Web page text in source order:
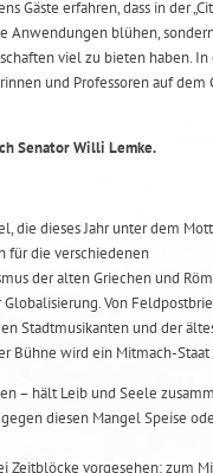
Gäste erfahren, dass in der
Anwendungen blühen,
viel zu bieten haben. In
und Professoren auf dem
Senator Willi Lemke.
die dieses Jahr unter dem
für die verschiedenen
der alten Griechen und
Von
Stadtmusikanten und der
Bühne wird ein Mitmach-
– hält Leib und Seele
diesen Mangel Speise
Zeitblöcke vorgesehen: zum